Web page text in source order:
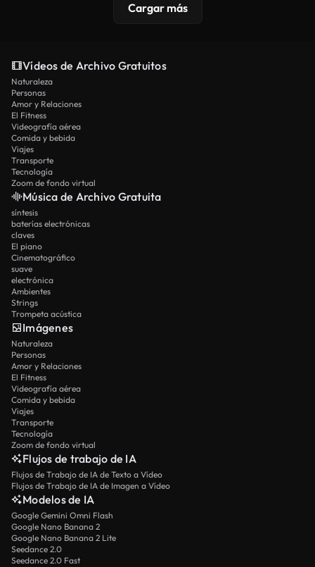
Cargar más
Vídeos de Archivo Gratuitos
Naturaleza
Personas
Amor y Relaciones
El Fitness
Videografía aérea
Comida y bebida
Viajes
Transporte
Tecnología
Zoom de fondo virtual
Música de Archivo Gratuita
síntesis
baterías electrónicas
claves
El piano
Cinematográfico
suave
electrónica
Ambientes
Strings
Trompeta acústica
Imágenes
Naturaleza
Personas
Amor y Relaciones
El Fitness
Videografía aérea
Comida y bebida
Viajes
Transporte
Tecnología
Zoom de fondo virtual
Flujos de trabajo de IA
Flujos de Trabajo de IA de Texto a Vídeo
Flujos de Trabajo de IA de Imagen a Vídeo
Modelos de IA
Google Gemini Omni Flash
Google Nano Banana 2
Google Nano Banana 2 Lite
Seedance 2.0
Seedance 2.0 Fast